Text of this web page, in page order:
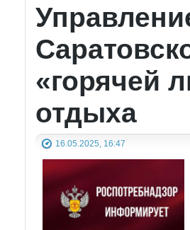
«горячей
отдыха
16.05.2025, 16:47